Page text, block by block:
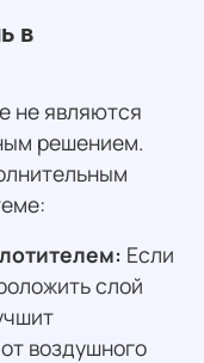
в
не являются
решением.
Если
слой
воздушного